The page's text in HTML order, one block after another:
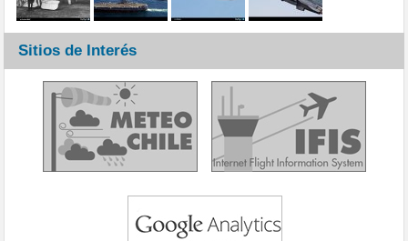
Sitios de Interés